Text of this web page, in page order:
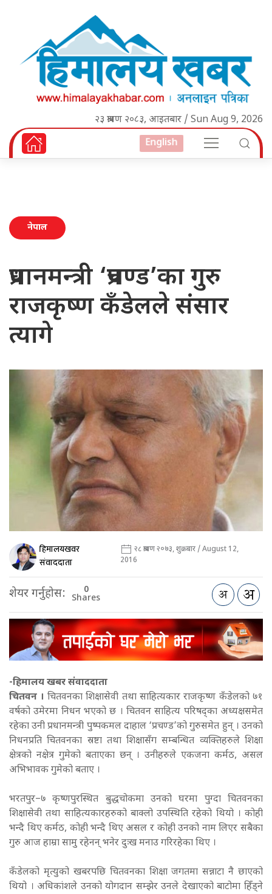
२३ श्रावण २०८३, आइतबार / Sun Aug 9, 2026
English
नेपाल
प्रधानमन्त्री ‘प्रचण्ड’का गुरु
राजकृष्ण कँडेलले संसार
त्यागे
हिमालयखवर
संवाददाता
२८ श्रावण २०७३, शुक्रबार / August 12,
2016
शेयर गर्नुहोस: 0
Shares
-हिमालय खबर संवाददाता
चितवन । चितवनका शिक्षासेवी तथा साहित्यकार राजकृष्ण कँडेलको ७१
वर्षको उमेरमा निधन भएको छ । चितवन साहित्य परिषद्का अध्यक्षसमेत
रहेका उनी प्रधानमन्त्री पुष्पकमल दाहाल ‘प्रचण्ड’को गुरुसमेत हुन् । उनको
निधनप्रति चितवनका स्रष्टा तथा शिक्षासँग सम्बन्धित व्यक्तिहरुले शिक्षा
क्षेत्रको नक्षेत्र गुमेको बताएका छन् । उनीहरुले एकजना कर्मठ, असल
अभिभावक गुमेको बताए ।
भरतपुर–७ कृष्णपुरस्थित बुद्धचोकमा उनको घरमा पुग्दा चितवनका
शिक्षासेवी तथा साहित्यकारहरुको बाक्लो उपस्थिति रहेको थियो । कोही
भन्दै थिए कर्मठ, कोही भन्दै थिए असल र कोही उनको नाम लिएर सबैका
गुरु आज हाम्रा सामु रहेनन् भनेर दुःख मनाउ गरिरहेका थिए ।
कँडेलको मृत्युको खबरपछि चितवनका शिक्षा जगतमा सन्नाटा नै छाएको
थियो । अधिकांशले उनको योगदान सम्झेर उनले देखाएको बाटोमा हिँड्ने